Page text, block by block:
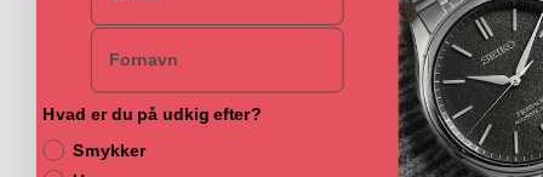
Mulighederne
vælges
Navn
Hvad er du på udkig efter?
Smykker